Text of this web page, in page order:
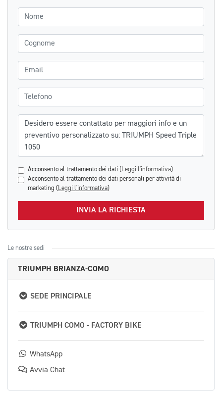
Nome
Cognome
Email
Telefono
Messaggio
Acconsento al trattamento dei dati ( Leggi l'informativa)
Acconsento al trattamento dei dati personali per attività di
marketing ( Leggi l'informativa)
INVIA LA RICHIESTA
Le nostre sedi
TRIUMPH BRIANZA-COMO
SEDE PRINCIPALE
TRIUMPH COMO - FACTORY BIKE
WhatsApp
Avvia Chat